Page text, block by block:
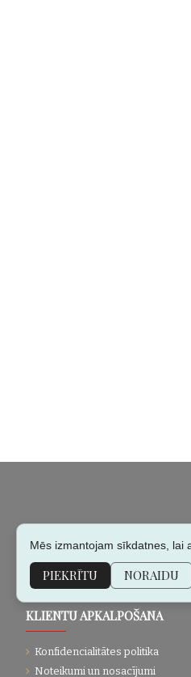
KLIENTU APKALPOŠANA
Konfidencialitātes politika
Noteikumi un nosacījumi
Mēs izmantojam sīkdatnes, lai
PIEKRĪTU NORAIDU